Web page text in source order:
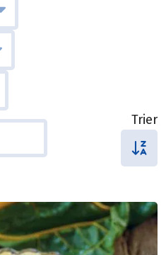
Trier